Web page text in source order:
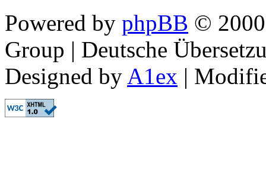
Powered by phpBB ©
Group | Deutsche
Designed by A1ex |